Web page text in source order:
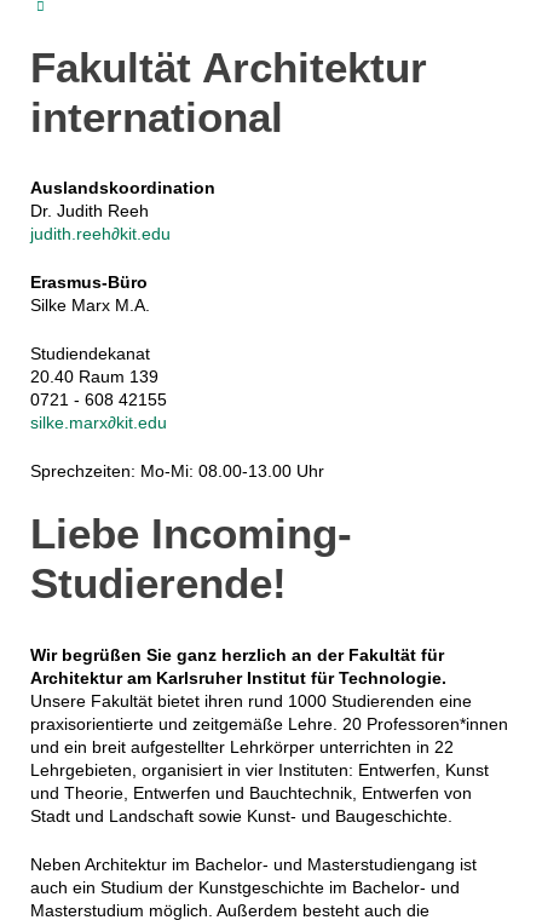
Fakultät Architektur
international
Auslandskoordination
Dr. Judith Reeh
judith.reeh∂kit.edu
Erasmus-Büro
Silke Marx M.A.
Studiendekanat
20.40 Raum 139
0721 - 608 42155
silke.marx∂kit.edu
Sprechzeiten: Mo-Mi: 08.00-13.00 Uhr
Liebe Incoming-
Studierende!
Wir begrüßen Sie ganz herzlich an der Fakultät für
Architektur am Karlsruher Institut für Technologie.
Unsere Fakultät bietet ihren rund 1000 Studierenden eine
praxisorientierte und zeitgemäße Lehre. 20 Professoren*innen
und ein breit aufgestellter Lehrkörper unterrichten in 22
Lehrgebieten, organisiert in vier Instituten: Entwerfen, Kunst
und Theorie, Entwerfen und Bauchtechnik, Entwerfen von
Stadt und Landschaft sowie Kunst- und Baugeschichte.
Neben Architektur im Bachelor- und Masterstudiengang ist
auch ein Studium der Kunstgeschichte im Bachelor- und
Masterstudium möglich. Außerdem besteht auch die